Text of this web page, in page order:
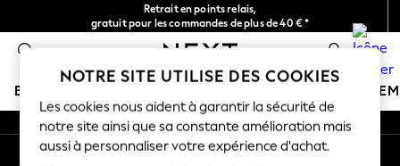
Retrait en points relais,
gratuit pour les commandes de plus de 40 € *
Livraison en 2-3 jours ouvrés*
BOUTIQUE VACANCES
HOLIDAY SHOP
Women's Holiday Shop
An error occurred on client
Nos réseaux sociaux
Mon compte
NOTRE SITE UTILISE DES COOKIES
Les cookies nous aident à garantir la sécurité de
notre site ainsi que sa constante amélioration mais
aussi à personnaliser votre expérience d'achat.